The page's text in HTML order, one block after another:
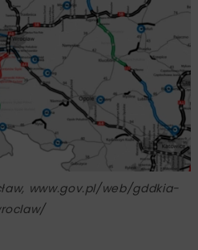
www.gov.pl/web/gddkia-